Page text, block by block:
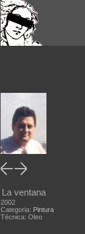
La ventana
2002
Categoria: Pintura
Técnica: Oleo